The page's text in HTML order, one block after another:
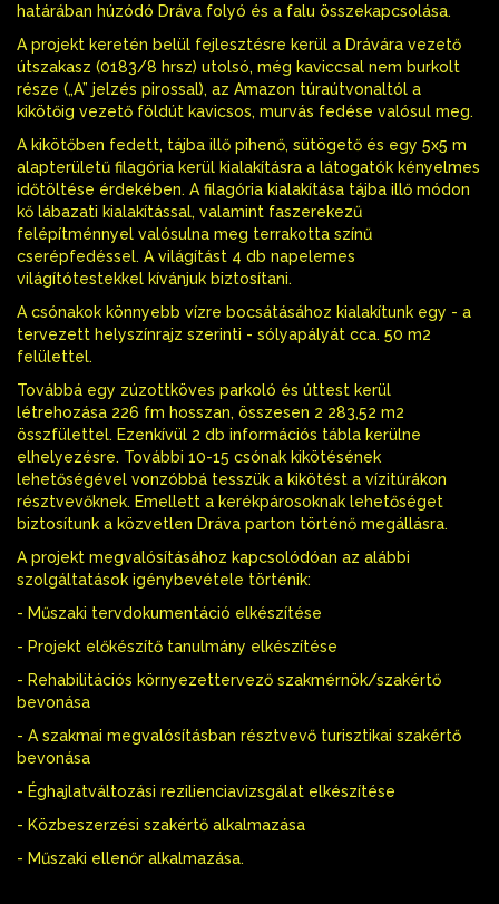
határában húzódó Dráva folyó és a falu összekapcsolása.
A projekt keretén belül fejlesztésre kerül a Drávára vezető
útszakasz (0183/8 hrsz) utolsó, még kaviccsal nem burkolt
része („A” jelzés pirossal), az Amazon túraútvonaltól a
kikötőig vezető földút kavicsos, murvás fedése valósul meg.
A kikötőben fedett, tájba illő pihenő, sütögető és egy 5x5 m
alapterületű filagória kerül kialakításra a látogatók kényelmes
időtöltése érdekében. A filagória kialakítása tájba illő módon
kő lábazati kialakítással, valamint faszerekezű
felépítménnyel valósulna meg terrakotta színű
cserépfedéssel. A világítást 4 db napelemes
világítótestekkel kívánjuk biztosítani.
A csónakok könnyebb vízre bocsátásához kialakítunk egy - a
tervezett helyszínrajz szerinti - sólyapályát cca. 50 m2
felülettel.
Továbbá egy zúzottköves parkoló és úttest kerül
létrehozása 226 fm hosszan, összesen 2 283,52 m2
összfülettel. Ezenkívül 2 db információs tábla kerülne
elhelyezésre. További 10-15 csónak kikötésének
lehetőségével vonzóbbá tesszük a kikötést a vízitúrákon
résztvevőknek. Emellett a kerékpárosoknak lehetőséget
biztosítunk a közvetlen Dráva parton történő megállásra.
A projekt megvalósításához kapcsolódóan az alábbi
szolgáltatások igénybevétele történik:
- Műszaki tervdokumentáció elkészítése
- Projekt előkészítő tanulmány elkészítése
- Rehabilitációs környezettervező szakmérnök/szakértő
bevonása
- A szakmai megvalósításban résztvevő turisztikai szakértő
bevonása
- Éghajlatváltozási rezilienciavizsgálat elkészítése
- Közbeszerzési szakértő alkalmazása
- Műszaki ellenőr alkalmazása.